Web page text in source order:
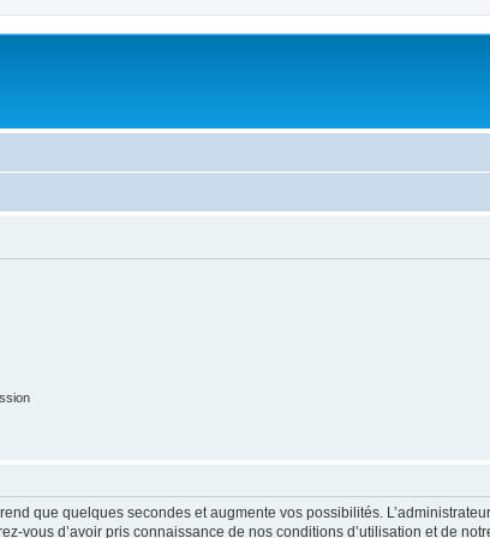
que quelques secondes et augmente vos possibilités.
vous d’avoir pris connaissance de nos conditions d’utilisation et de